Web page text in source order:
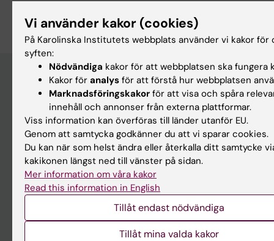
Din anställning
Stöd och verktyg
Utbildningsstöd
Forskarutbildning
Forskarstöd
Campus, hus och miljöer
Vi använder kakor (cookies)
På Karolinska Institutets webbplats använder vi kakor för
syften:
Nödvändiga kakor för att webbplatsen ska fungera
Kakor för analys för att förstå hur webbplatsen
Marknadsföringskakor för att visa och spåra
innehåll och annonser från externa plattformar.
Viss information kan överföras till länder utanför EU.
Genom att samtycka godkänner du att vi sparar cookies.
Du kan när som helst ändra eller återkalla ditt samtycke
kakikonen längst ned till vänster på sidan.
Mer information om våra kakor
Read this information in English
Tillåt endast nödvändiga
Tillåt mina valda kakor